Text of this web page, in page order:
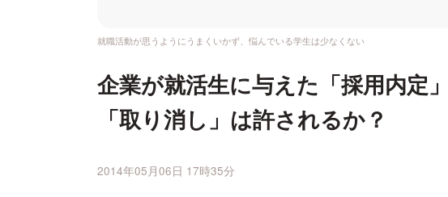
就職活動が思うようにうまくいかず、悩んでいる学生は少なくない
企業が就活生に与えた「採用内定
「取り消し」は許されるか？
2014年05月06日 17時35分